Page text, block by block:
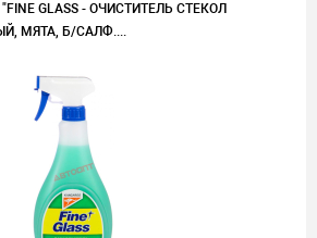
GLASS - ОЧИСТИТЕЛЬ СТЕКОЛ
МЯТА, Б/САЛФ....